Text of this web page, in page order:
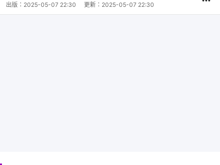
出版： 2025-05-07 22:30 更新： 2025-05-07 22:30